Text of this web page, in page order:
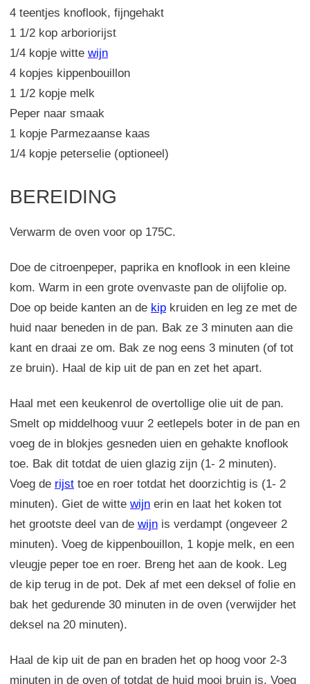
4 teentjes knoflook, fijngehakt
1 1/2 kop arboriorijst
1/4 kopje witte wijn
4 kopjes kippenbouillon
1 1/2 kopje melk
Peper naar smaak
1 kopje Parmezaanse kaas
1/4 kopje peterselie (optioneel)
BEREIDING
Verwarm de oven voor op 175C.
Doe de citroenpeper, paprika en knoflook in een kleine
kom. Warm in een grote ovenvaste pan de olijfolie op.
Doe op beide kanten an de kip kruiden en leg ze met de
huid naar beneden in de pan. Bak ze 3 minuten aan die
kant en draai ze om. Bak ze nog eens 3 minuten (of tot
ze bruin). Haal de kip uit de pan en zet het apart.
Haal met een keukenrol de overtollige olie uit de pan.
Smelt op middelhoog vuur 2 eetlepels boter in de pan en
voeg de in blokjes gesneden uien en gehakte knoflook
toe. Bak dit totdat de uien glazig zijn (1- 2 minuten).
Voeg de rijst toe en roer totdat het doorzichtig is (1- 2
minuten). Giet de witte wijn erin en laat het koken tot
het grootste deel van de wijn is verdampt (ongeveer 2
minuten). Voeg de kippenbouillon, 1 kopje melk, en een
vleugje peper toe en roer. Breng het aan de kook. Leg
de kip terug in de pot. Dek af met een deksel of folie en
bak het gedurende 30 minuten in de oven (verwijder het
deksel na 20 minuten).
Haal de kip uit de pan en braden het op hoog voor 2-3
minuten in de oven of totdat de huid mooi bruin is. Voeg